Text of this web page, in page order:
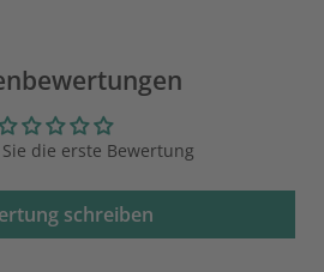
die erste Bewertung
schreiben